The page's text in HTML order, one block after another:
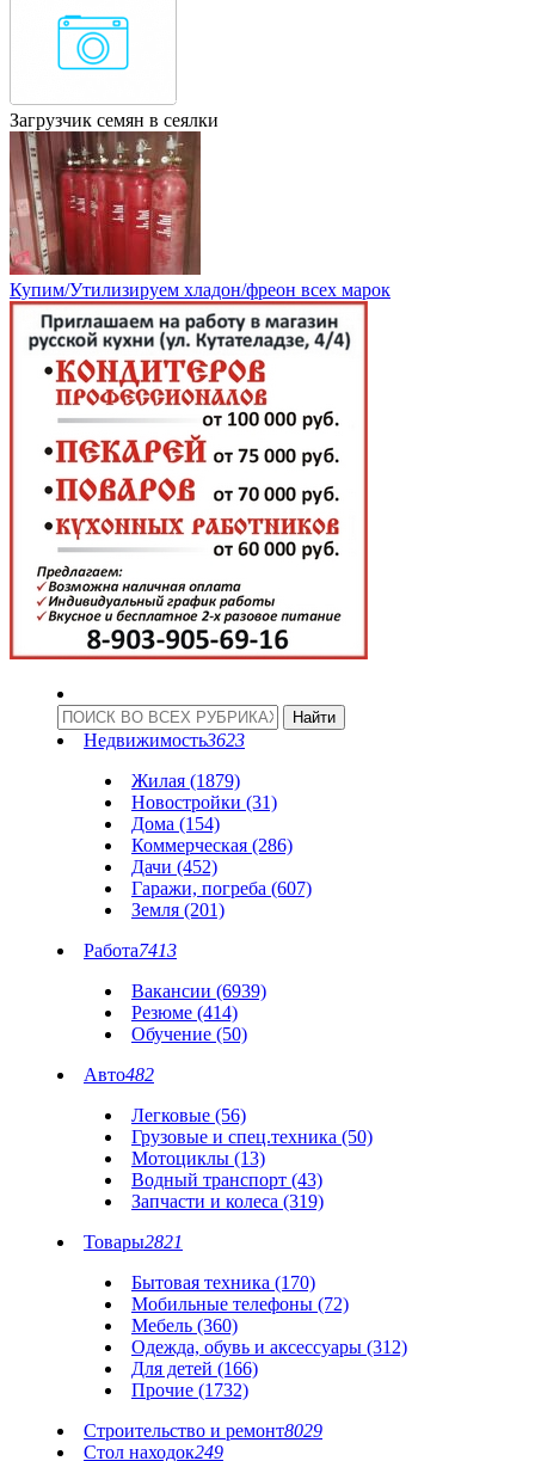
Загрузчик семян в сеялки
Купим/Утилизируем хладон/фреон всех марок
Недвижимость3623
Жилая (1879)
Новостройки (31)
Дома (154)
Коммерческая (286)
Дачи (452)
Гаражи, погреба (607)
Земля (201)
Работа7413
Вакансии (6939)
Резюме (414)
Обучение (50)
Авто482
Легковые (56)
Грузовые и спец.техника (50)
Мотоциклы (13)
Водный транспорт (43)
Запчасти и колеса (319)
Товары2821
Бытовая техника (170)
Мобильные телефоны (72)
Мебель (360)
Одежда, обувь и аксессуары (312)
Для детей (166)
Прочие (1732)
Строительство и ремонт8029
Стол находок249